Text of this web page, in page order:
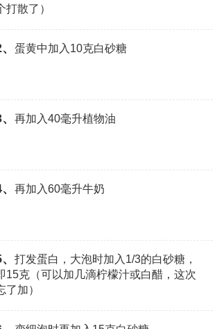
打散了）
蛋黄中加入10克白砂糖
再加入40毫升植物油
再加入60毫升牛奶
打发蛋白，大泡时加入1/3的白砂糖，
15克（可以加几滴柠檬汁或白醋，这次
了加）